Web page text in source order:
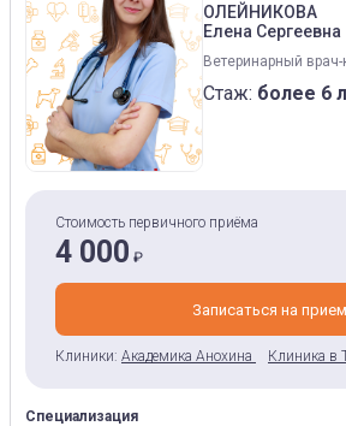
ОЛЕЙНИКОВА
Елена Сергеевна
Ветеринарный врач-
Стаж: более 6
Стоимость первичного приёма
4 000 ₽
Записаться на прием
Клиники: Академика Анохина Клиника в
Специализация